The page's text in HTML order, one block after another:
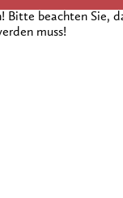
beachten Sie,
muss!